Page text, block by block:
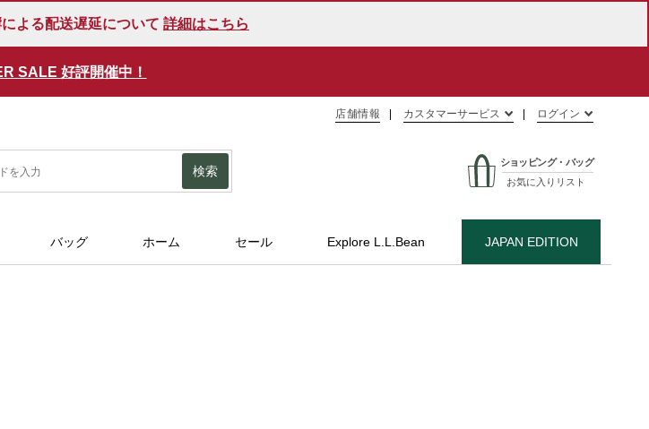
よる配送遅延について 詳細はこちら
SALE 好評開催中！
店舗情報 カスタマーサービス ログイン
検索
ショッピング・バッグ
お気に入りリスト
バッグ ホーム セール Explore L.L.Bean JAPAN EDITION